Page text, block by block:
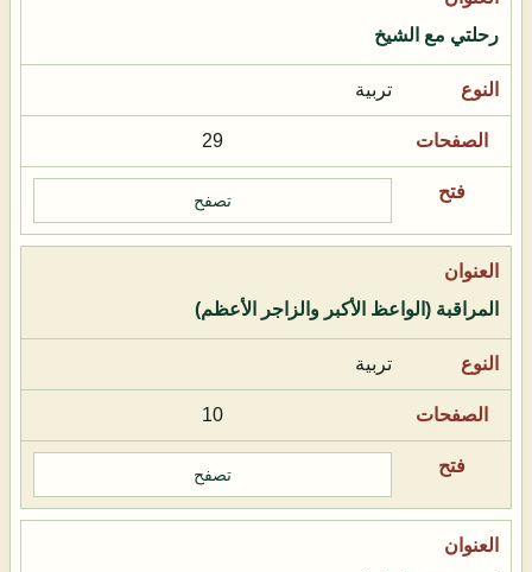
رحلتي مع الشيخ
تربية
29
تصفح
المراقبة (الواعظ الأكبر والزاجر الأعظم)
تربية
10
تصفح